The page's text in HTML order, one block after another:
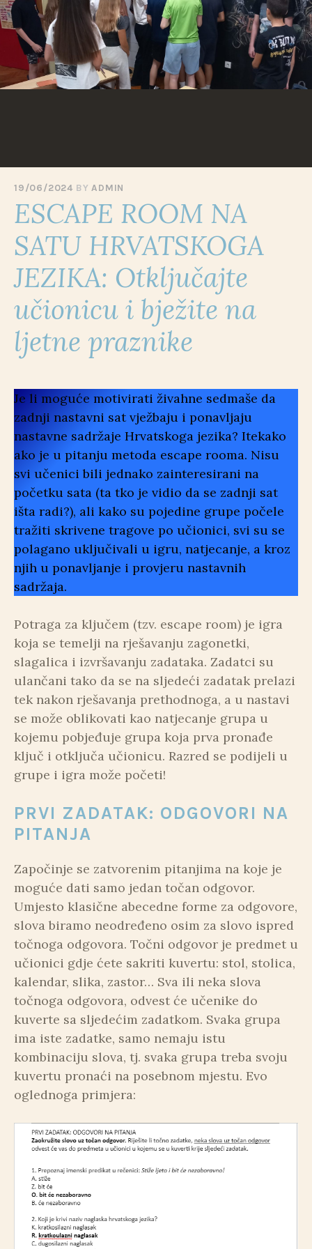
Skip
to
content
19/06/2024 BYADMIN
ESCAPE ROOM NA
SATU HRVATSKOGA
JEZIKA: Otključajte
učionicu i bježite na
ljetne praznike
Je li moguće motivirati živahne sedmaše da
zadnji nastavni sat vježbaju i ponavljaju
nastavne sadržaje Hrvatskoga jezika? Itekako
ako je u pitanju metoda escape rooma. Nisu
svi učenici bili jednako zainteresirani na
početku sata (ta tko je vidio da se zadnji sat
išta radi?), ali kako su pojedine grupe počele
tražiti skrivene tragove po učionici, svi su se
polagano uključivali u igru, natjecanje, a kroz
njih u ponavljanje i provjeru nastavnih
sadržaja.
Potraga za ključem (tzv. escape room) je igra
koja se temelji na rješavanju zagonetki,
slagalica i izvršavanju zadataka. Zadatci su
ulančani tako da se na sljedeći zadatak prelazi
tek nakon rješavanja prethodnoga, a u nastavi
se može oblikovati kao natjecanje grupa u
kojemu pobjeđuje grupa koja prva pronađe
ključ i otključa učionicu. Razred se podijeli u
grupe i igra može početi!
PRVI ZADATAK: ODGOVORI NA
PITANJA
Započinje se zatvorenim pitanjima na koje je
moguće dati samo jedan točan odgovor.
Umjesto klasične abecedne forme za odgovore,
slova biramo neodređeno osim za slovo ispred
točnoga odgovora. Točni odgovor je predmet u
učionici gdje ćete sakriti kuvertu: stol, stolica,
kalendar, slika, zastor… Sva ili neka slova
točnoga odgovora, odvest će učenike do
kuverte sa sljedećim zadatkom. Svaka grupa
ima iste zadatke, samo nemaju istu
kombinaciju slova, tj. svaka grupa treba svoju
kuvertu pronaći na posebnom mjestu. Evo
oglednoga primjera: